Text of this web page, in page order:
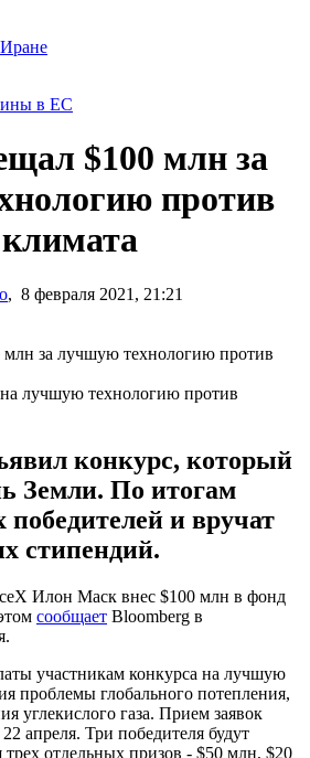
в ЕС
$100 млн за
против
, 8 февраля 2021, 21:21
лучшую технологию против
конкурс, который
Земли. По итогам
победителей и вручат
стипендий.
Илон Маск внес $100 млн в фонд
сообщает Bloomberg в
участникам конкурса на лучшую
проблемы глобального потепления,
углекислого газа. Прием заявок
апреля. Три победителя будут
отдельных призов - $50 млн, $20